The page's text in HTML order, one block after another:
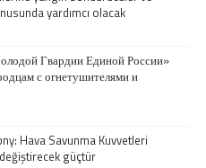
yardımcı olacak
Гвардии Единой России»
с огнетушителями и
Hava Savunma Kuvvetleri
güçtür